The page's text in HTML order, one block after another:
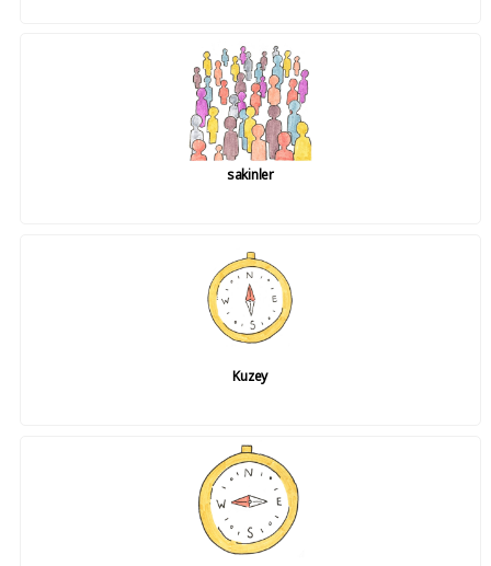
sakinler
Kuzey